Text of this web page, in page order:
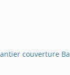
couverture